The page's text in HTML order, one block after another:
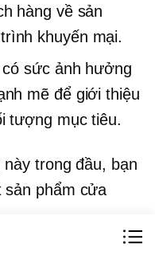
hàng về sản
khuyến mại.
sức ảnh hưởng
mẽ để giới thiệu
tượng mục tiêu.
trong đầu, bạn
sản phẩm cửa